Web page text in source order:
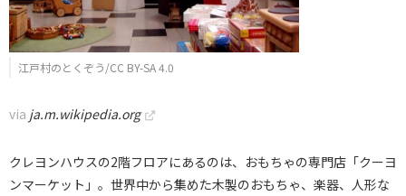
江戸村のとくぞう/CC BY-SA 4.0
via ja.m.wikipedia.org
クレヨンハウスの2階フロアにあるのは、おもちゃの専門店「クーヨ
ンマーケット」。世界中から集めた木製のおもちゃ、楽器、人形な